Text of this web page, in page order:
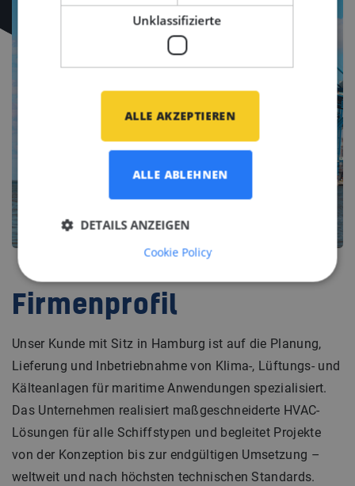
Firmenprofil
Unser Kunde mit Sitz in Hamburg ist auf die Planung,
Lieferung und Inbetriebnahme von Klima-, Lüftungs- und
Kälteanlagen für maritime Anwendungen spezialisiert.
Das Unternehmen realisiert maßgeschneiderte HVAC-
Lösungen für alle Schiffstypen und begleitet Projekte
von der Konzeption bis zur endgültigen Umsetzung –
weltweit und nach höchsten technischen Standards.
Unklassifizierte
ALLE AKZEPTIEREN
ALLE ABLEHNEN
DETAILS ANZEIGEN
Cookie Policy